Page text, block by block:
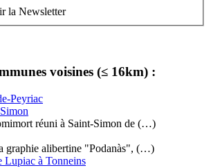
la Newsletter
voisines (≤ 16km) :
Peyriac
réuni à Saint-Simon de (…)
graphie alibertine "Podanàs", (…)
Lupiac à Tonneins